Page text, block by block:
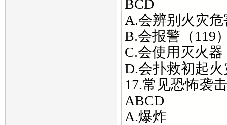
BCD
A.会辨别火灾危
B.会报警（119
C.会使用灭火器
D.会扑救初起火
17.常见恐怖袭
ABCD
A.爆炸